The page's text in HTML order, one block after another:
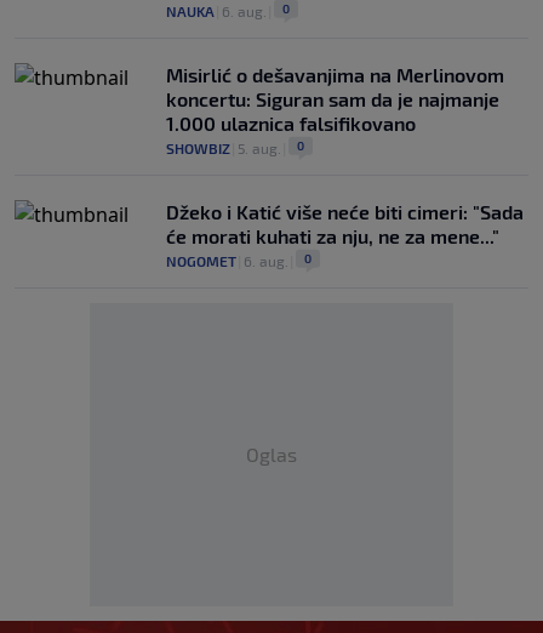
NAUKA 6. aug. 0
Misirlić o dešavanjima na Merlinovom
koncertu: Siguran sam da je najmanje
1.000 ulaznica falsifikovano
SHOWBIZ 5. aug. 0
Džeko i Katić više neće biti cimeri: "Sada
će morati kuhati za nju, ne za mene..."
NOGOMET 6. aug. 0
Oglas